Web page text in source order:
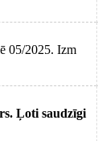
05/2025. Izm
Ļoti saudzīgi